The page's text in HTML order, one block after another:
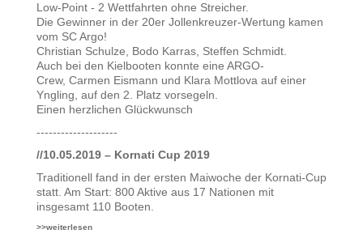
Low-Point - 2 Wettfahrten ohne Streicher.
Die Gewinner in der 20er Jollenkreuzer-Wertung kamen
vom SC Argo!
Christian Schulze, Bodo Karras, Steffen Schmidt.
Auch bei den Kielbooten konnte eine ARGO-
Crew, Carmen Eismann und Klara Mottlova auf einer
Yngling, auf den 2. Platz vorsegeln.
Einen herzlichen Glückwunsch
--------------------
//10.05.2019 – Kornati Cup 2019
Traditionell fand in der ersten Maiwoche der Kornati-Cup
statt. Am Start: 800 Aktive aus 17 Nationen mit
insgesamt 110 Booten.
>>weiterlesen